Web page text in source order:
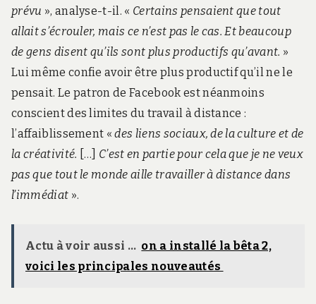
prévu », analyse-t-il. « Certains pensaient que tout
allait s’écrouler, mais ce n’est pas le cas. Et beaucoup
de gens disent qu’ils sont plus productifs qu’avant. »
Lui même confie avoir être plus productif qu’il ne le
pensait. Le patron de Facebook est néanmoins
conscient des limites du travail à distance :
l’affaiblissement «des liens sociaux, de la culture et de
la créativité. […] C’est en partie pour cela que je ne veux
pas que tout le monde aille travailler à distance dans
l’immédiat ».
Actu à voir aussi ... on a installé la bêta 2,
voici les principales nouveautés